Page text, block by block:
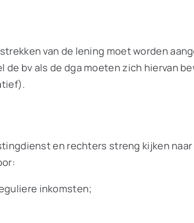
van de lening moet worden
de bv als de dga moeten zich hiervan
en rechters streng kijken
inkomsten;